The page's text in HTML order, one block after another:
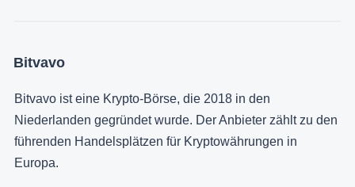
Bitvavo
Bitvavo ist eine Krypto-Börse, die 2018 in den
Niederlanden gegründet wurde. Der Anbieter zählt zu den
führenden Handelsplätzen für Kryptowährungen in
Europa.